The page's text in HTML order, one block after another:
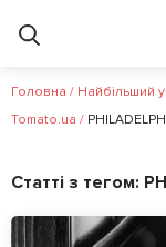
Головна / Найбільший
Tomato.ua /
Статті з тегом: